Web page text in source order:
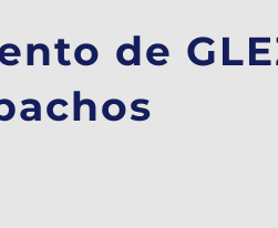
de